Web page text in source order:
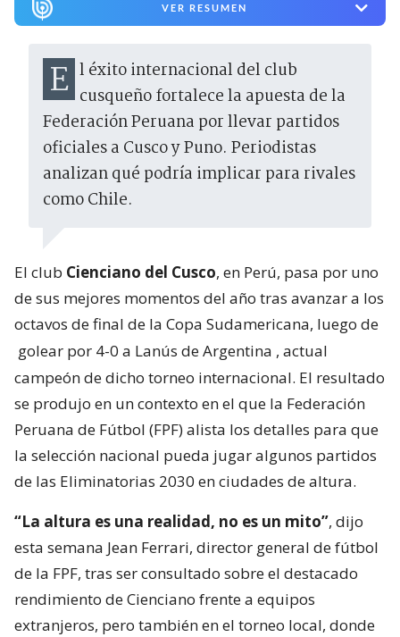
VER RESUMEN
El éxito internacional del club cusqueño fortalece la apuesta de la
Federación Peruana por llevar partidos
oficiales a Cusco y Puno. Periodistas
analizan qué podría implicar para rivales
como Chile.
El club Cienciano del Cusco, en Perú, pasa por uno
de sus mejores momentos del año tras avanzar a los
octavos de final de la Copa Sudamericana, luego de
golear por 4-0 a Lanús de Argentina , actual
campeón de dicho torneo internacional. El resultado
se produjo en un contexto en el que la Federación
Peruana de Fútbol (FPF) alista los detalles para que
la selección nacional pueda jugar algunos partidos
de las Eliminatorias 2030 en ciudades de altura.
“La altura es una realidad, no es un mito”, dijo
esta semana Jean Ferrari, director general de fútbol
de la FPF, tras ser consultado sobre el destacado
rendimiento de Cienciano frente a equipos
extranjeros, pero también en el torneo local, donde